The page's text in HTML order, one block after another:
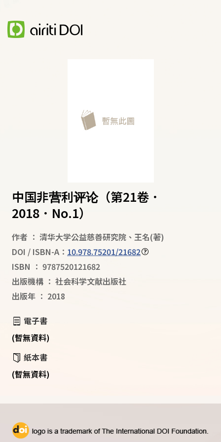
中国非营利评论（第21卷．
2018．No.1）
作者 ： 清华大学公益慈善研究院 、 王名(著)
DOI / ISBN-A： 10.978.75201/21682
ISBN ： 9787520121682
出版機構 ： 社会科学文献出版社
出版年 ： 2018
電子書
(暫無資料)
紙本書
(暫無資料)